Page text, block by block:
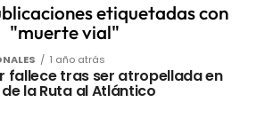
etiquetadas con
"muerte vial"
1 año atrás
fallece tras ser atropellada en
de la Ruta al Atlántico